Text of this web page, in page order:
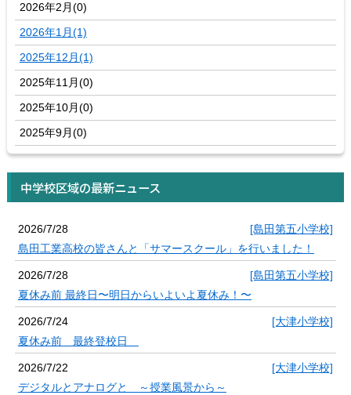
2026年2月(0)
2026年1月(1)
2025年12月(1)
2025年11月(0)
2025年10月(0)
2025年9月(0)
中学校区域の最新ニュース
2026/7/28
[島田第五小学校]
島田工業高校の皆さんと「サマースクール」を行いました！
2026/7/28
[島田第五小学校]
夏休み前 最終日〜明日からいよいよ夏休み！〜
2026/7/24
[大津小学校]
夏休み前 最終登校日
2026/7/22
[大津小学校]
デジタルとアナログと ～授業風景から～